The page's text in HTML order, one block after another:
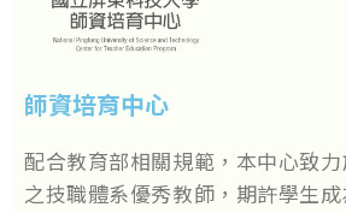
師資培育中心
配合教育部相關規範，本中心致
之技職體系優秀教師，期許學生